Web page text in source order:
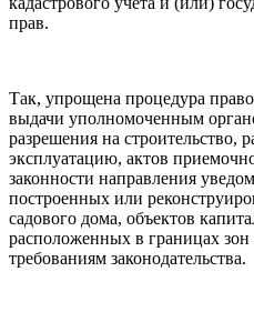
прав.
Так, упрощена процедура
выдачи уполномоченным
разрешения на строительство,
эксплуатацию, актов
законности направления
построенных или
садового дома, объектов
расположенных в границах зон
требованиям законодательства.